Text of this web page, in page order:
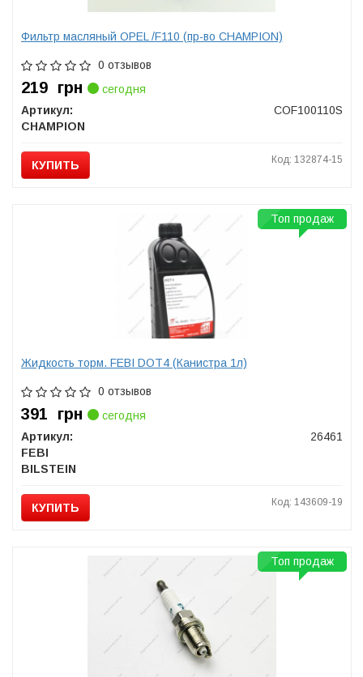
Фильтр масляный OPEL /F110 (пр-во CHAMPION)
0 отзывов
219 грн
сегодня
Артикул:
COF100110S
CHAMPION
КУПИТЬ Код: 132874-15
Жидкость торм. FEBI DOT4 (Канистра 1л)
0 отзывов
391 грн
сегодня
Артикул:
26461
FEBI
BILSTEIN
КУПИТЬ Код: 143609-19
Топ продаж
Топ продаж